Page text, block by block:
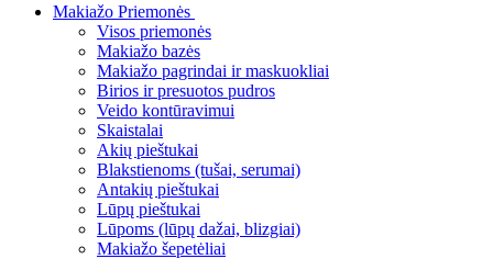
Makiažo Priemonės
Visos priemonės
Makiažo bazės
Makiažo pagrindai ir maskuokliai
Birios ir presuotos pudros
Veido kontūravimui
Skaistalai
Akių pieštukai
Blakstienoms (tušai, serumai)
Antakių pieštukai
Lūpų pieštukai
Lūpoms (lūpų dažai, blizgiai)
Makiažo šepetėliai